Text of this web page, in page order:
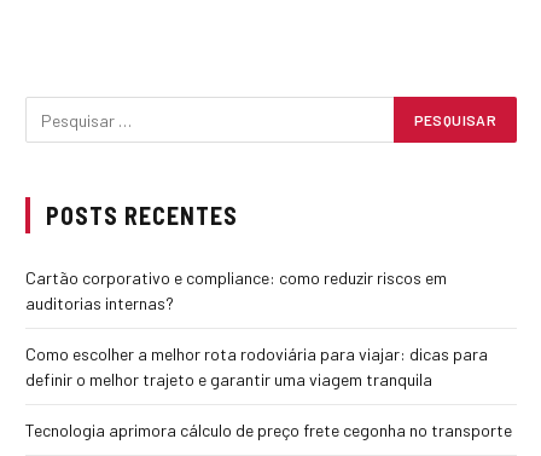
POSTS RECENTES
Cartão corporativo e compliance: como reduzir riscos em
auditorias internas?
Como escolher a melhor rota rodoviária para viajar: dicas para
definir o melhor trajeto e garantir uma viagem tranquila
Tecnologia aprimora cálculo de preço frete cegonha no transporte